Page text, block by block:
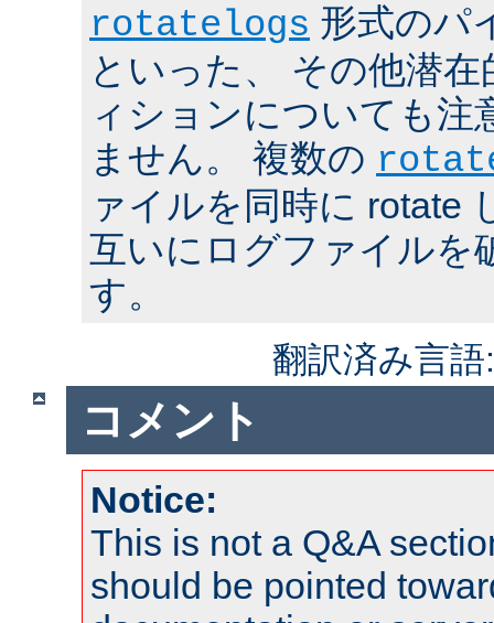
rotatelogs 形式のパ
といった、 その他潜
ィションについても注
ません。 複数の
ァイルを同時に rotate
互いにログファイルを
す。
翻訳済み言
コメント
Notice:
This is not a Q&A
should be pointed